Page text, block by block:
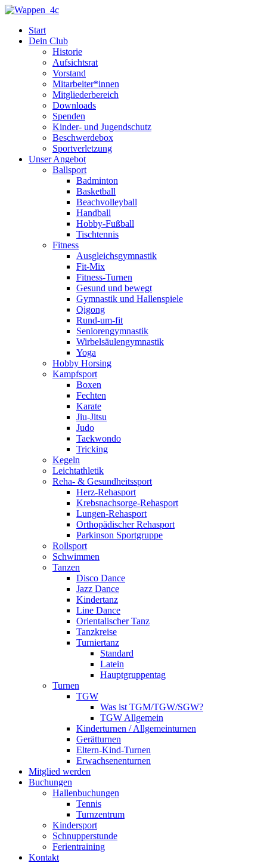
Zum
springenStart
Dein Club
Historie
Aufsichtsrat
Vorstand
Mitarbeiter*innen
Mitgliederbereich
Downloads
Spenden
Kinder- und Jugendschutz
Beschwerdebox
Sportverletzung
Unser Angebot
Ballsport
Badminton
Basketball
Beachvolleyball
Handball
Hobby-Fußball
Tischtennis
Fitness
Ausgleichsgymnastik
Fit-Mix
Fitness-Turnen
Gesund und bewegt
Gymnastik und Hallenspiele
Qigong
Rund-um-fit
Seniorengymnastik
Wirbelsäulengymnastik
Yoga
Hobby Horsing
Kampfsport
Boxen
Fechten
Karate
Jiu-Jitsu
Judo
Taekwondo
Tricking
Kegeln
Leichtathletik
Reha- & Gesundheitssport
Herz-Rehasport
Krebsnachsorge-Rehasport
Lungen-Rehasport
Orthopädischer Rehasport
Parkinson Sportgruppe
Rollsport
Schwimmen
Tanzen
Disco Dance
Jazz Dance
Kindertanz
Line Dance
Orientalischer Tanz
Tanzkreise
Turniertanz
Standard
Latein
Hauptgruppentag
Turnen
TGW
Was ist TGM/TGW/SGW?
TGW Allgemein
Kinderturnen / Allgemeinturnen
Gerätturnen
Eltern-Kind-Turnen
Erwachsenenturnen
Mitglied werden
Buchungen
Hallenbuchungen
Tennis
Turnzentrum
Kindersport
Schnupperstunde
Ferientraining
Kontakt